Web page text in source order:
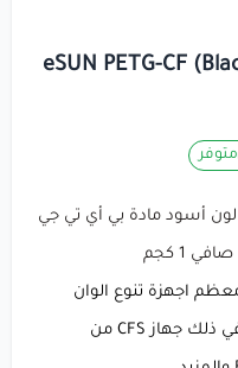
eSUN PETG-CF
متوفر
لون أسود مادة بي أي تي جي
1 كجم
اجهزة تنوع الوان
الفلمنت للطابعات ثلاثية الأبعاد، بما في ذلك جهاز CFS من